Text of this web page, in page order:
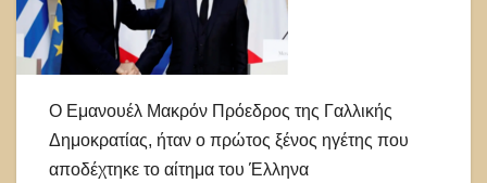
Ο Εμανουέλ Μακρόν Πρόεδρος της Γαλλικής
Δημοκρατίας, ήταν ο πρώτος ξένος ηγέτης που
αποδέχτηκε το αίτημα του Έλληνα